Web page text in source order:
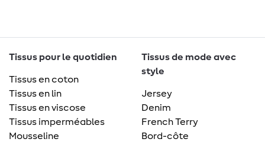
Tissus pour le quotidien
Tissus en coton
Tissus en lin
Tissus en viscose
Tissus imperméables
Mousseline
Tissus de mode avec
style
Jersey
Denim
French Terry
Bord-côte